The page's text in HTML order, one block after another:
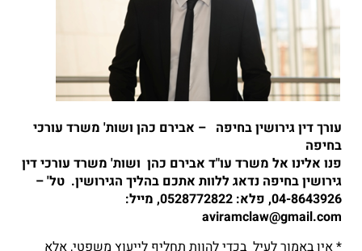
עורך דין גירושין בחיפה – אבירם כהן ושות' משרד עורכי
בחיפה
פנו אלינו אל משרד עו"ד אבירם כהן ושות' משרד עורכי דין
גירושין בחיפה נדאג ללוות אתכם בהליך הגירושין. טל' –
04-8643926, פלא: 0528772822, מייל:
aviramclaw@gmail.com
* אין באמור לעיל בכדי להוות תחליף לייעוץ משפטי, אלא